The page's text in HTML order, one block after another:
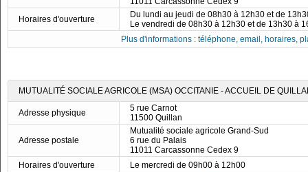
Horaires d'ouverture
Du lundi au jeudi de 08h30 à 12h30 et de
Le vendredi de 08h30 à 12h30 et de 13h30 à
Plus d'informations : téléphone, email, horaires,
MUTUALITÉ SOCIALE AGRICOLE (MSA) OCCITANIE - ACCUEIL DE
Adresse physique
5 rue Carnot
11500 Quillan
Adresse postale
Mutualité sociale agricole Grand-Sud
6 rue du Palais
11011 Carcassonne Cedex 9
Horaires d'ouverture
Le mercredi de 09h00 à 12h00